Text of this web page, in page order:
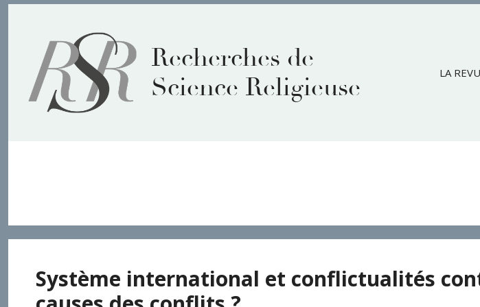
contenu
Recherches de
Science Religieuse
LA
Système international et conflictualités